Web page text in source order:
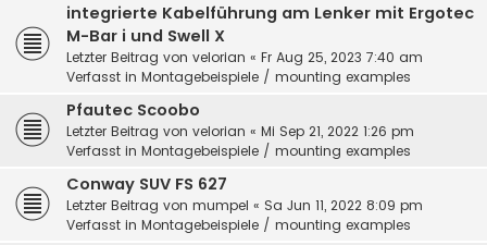
integrierte Kabelführung am Lenker mit Ergotec
M-Bar i und Swell X
Letzter Beitrag von velorian « Fr Aug 25, 2023 7:40 am
Verfasst in Montagebeispiele / mounting examples
Pfautec Scoobo
Letzter Beitrag von velorian « Mi Sep 21, 2022 1:26 pm
Verfasst in Montagebeispiele / mounting examples
Conway SUV FS 627
Letzter Beitrag von mumpel « Sa Jun 11, 2022 8:09 pm
Verfasst in Montagebeispiele / mounting examples